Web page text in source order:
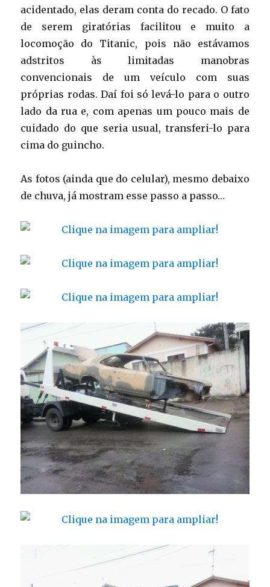
acidentado, elas deram conta do recado. O fato
de serem giratórias facilitou e muito a
locomoção do Titanic, pois não estávamos
adstritos às limitadas manobras
convencionais de um veículo com suas
próprias rodas. Daí foi só levá-lo para o outro
lado da rua e, com apenas um pouco mais de
cuidado do que seria usual, transferi-lo para
cima do guincho.
As fotos (ainda que do celular), mesmo debaixo
de chuva, já mostram esse passo a passo…